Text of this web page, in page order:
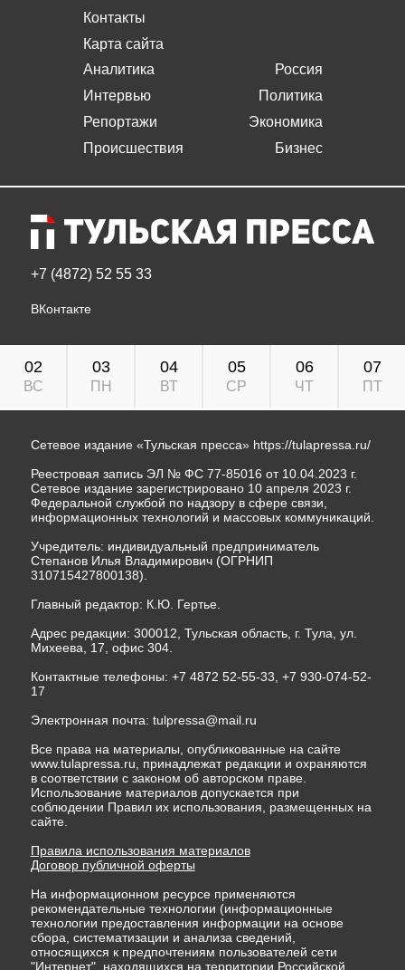
Контакты
Карта сайта
Аналитика
Интервью
Репортажи
Происшествия
Россия
Политика
Экономика
Бизнес
+7 (4872) 52 55 33
ВКонтакте
02
ВС
03
ПН
04
ВТ
05
СР
06
ЧТ
07
ПТ
Сетевое издание «Тульская пресса» https://tulapressa.ru/
Реестровая запись ЭЛ № ФС 77-85016 от 10.04.2023 г.
Сетевое издание зарегистрировано 10 апреля 2023 г.
Федеральной службой по надзору в сфере связи,
информационных технологий и массовых коммуникаций.
Учредитель: индивидуальный предприниматель
Степанов Илья Владимирович (ОГРНИП
310715427800138).
Главный редактор: К.Ю. Гертье.
Адрес редакции: 300012, Тульская область, г. Тула, ул.
Михеева, 17, офис 304.
Контактные телефоны: +7 4872 52-55-33, +7 930-074-52-
17
Электронная почта: tulpressa@mail.ru
Все права на материалы, опубликованные на сайте
www.tulapressa.ru, принадлежат редакции и охраняются
в соответствии с законом об авторском праве.
Использование материалов допускается при
соблюдении Правил их использования, размещенных на
сайте.
Правила использования материалов
Договор публичной оферты
На информационном ресурсе применяются
рекомендательные технологии (информационные
технологии предоставления информации на основе
сбора, систематизации и анализа сведений,
относящихся к предпочтениям пользователей сети
"Интернет", находящихся на территории Российской